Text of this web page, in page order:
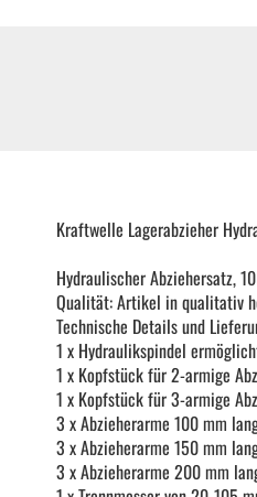
Wuchtmaschinen
Ersatzteile
Zubehör und Hilfswerkzeug
Kraftwelle Lagerabzieher
Hydraulischer Abziehersatz,
Qualität: Artikel in qualitativ
Technische Details und
1 x Hydraulikspindel
1 x Kopfstück für 2-armige
1 x Kopfstück für 3-armige
3 x Abzieherarme 100 mm
3 x Abzieherarme 150 mm
3 x Abzieherarme 200 mm